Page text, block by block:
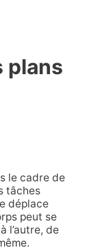
plans
le cadre de
tâches
déplace
peut se
l’autre, de